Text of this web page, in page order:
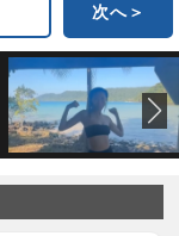
次へ＞